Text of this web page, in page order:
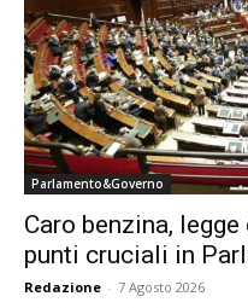
Parlamento&Governo
Caro benzina,
punti cruciali in
Redazione - 7 Agosto 2026